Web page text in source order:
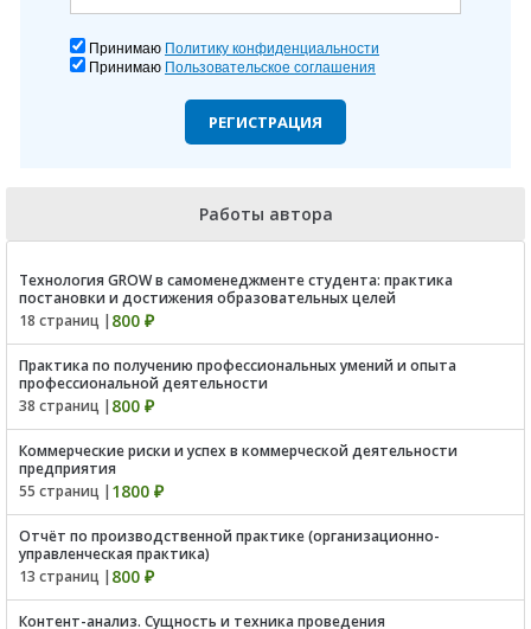
Принимаю Политику конфиденциальности
Принимаю Пользовательское соглашения
РЕГИСТРАЦИЯ
Работы автора
Технология GROW в самоменеджменте студента: практика
постановки и достижения образовательных целей
18 страниц | 800 ₽
Практика по получению профессиональных умений и опыта
профессиональной деятельности
38 страниц | 800 ₽
Коммерческие риски и успех в коммерческой деятельности
предприятия
55 страниц | 1800 ₽
Отчёт по производственной практике (организационно-
управленческая практика)
13 страниц | 800 ₽
Контент-анализ. Сущность и техника проведения